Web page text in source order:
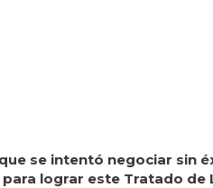
se intentó negociar sin
lograr este Tratado de